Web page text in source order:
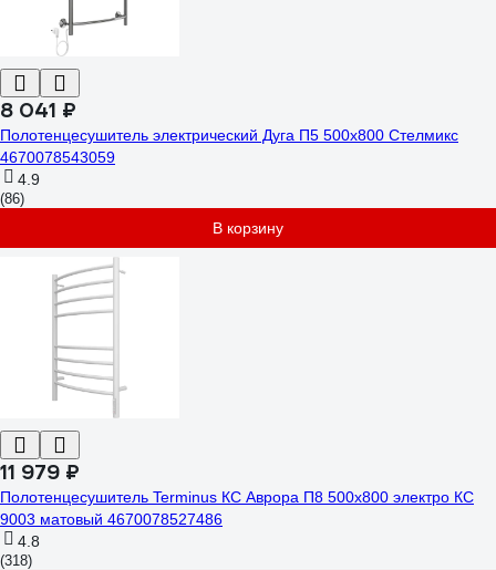
8 041 ₽
Полотенцесушитель электрический Дуга П5 500x800 Стелмикс
4670078543059
4.9
(86)
В корзину
11 979 ₽
Полотенцесушитель Terminus КС Аврора П8 500x800 электро КС
9003 матовый 4670078527486
4.8
(318)